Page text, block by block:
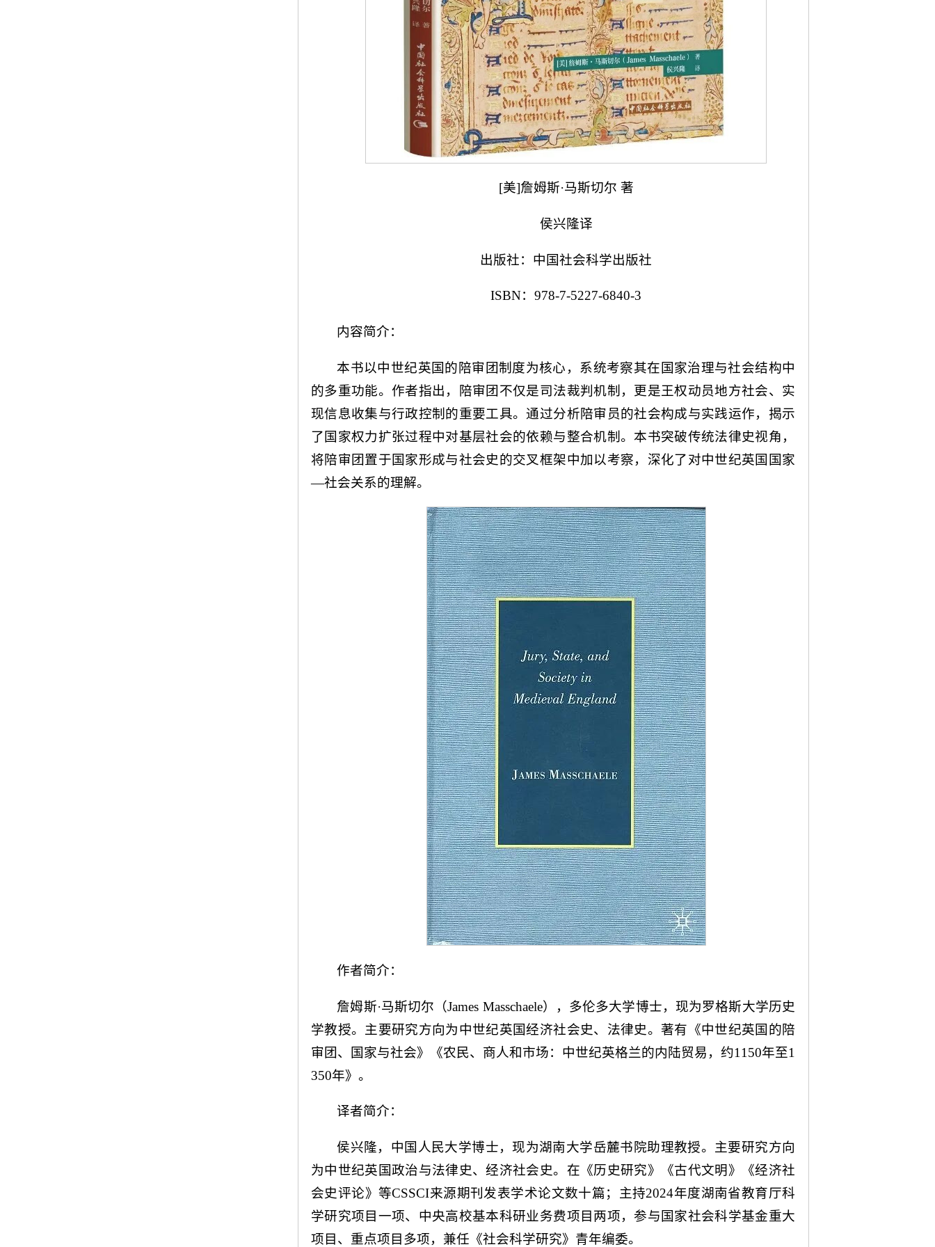
[美]詹姆斯·马斯切尔 著
侯兴隆译
出版社：中国社会科学出版社
ISBN：978-7-5227-6840-3
内容简介：
本书以中世纪英国的陪审团制度为核心，系统考察其在国家治理与社会结构中
的多重功能。作者指出，陪审团不仅是司法裁判机制，更是王权动员地方社会、实
现信息收集与行政控制的重要工具。通过分析陪审员的社会构成与实践运作，揭示
了国家权力扩张过程中对基层社会的依赖与整合机制。本书突破传统法律史视角，
将陪审团置于国家形成与社会史的交叉框架中加以考察，深化了对中世纪英国国家
—社会关系的理解。
作者简介：
詹姆斯·马斯切尔（James Masschaele），多伦多大学博士，现为罗格斯大学历史
学教授。主要研究方向为中世纪英国经济社会史、法律史。著有《中世纪英国的陪
审团、国家与社会》《农民、商人和市场：中世纪英格兰的内陆贸易，约1150年至1
350年》。
译者简介：
侯兴隆，中国人民大学博士，现为湖南大学岳麓书院助理教授。主要研究方向
为中世纪英国政治与法律史、经济社会史。在《历史研究》《古代文明》《经济社
会史评论》等CSSCI来源期刊发表学术论文数十篇；主持2024年度湖南省教育厅科
学研究项目一项、中央高校基本科研业务费项目两项，参与国家社会科学基金重大
项目、重点项目多项，兼任《社会科学研究》青年编委。